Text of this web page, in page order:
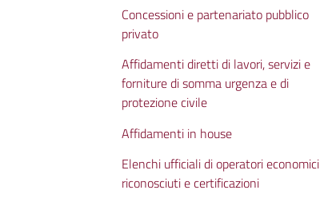
Concessioni e partenariato pubblico
privato
Affidamenti diretti di lavori, servizi e
forniture di somma urgenza e di
protezione civile
Affidamenti in house
Elenchi ufficiali di operatori economici
riconosciuti e certificazioni